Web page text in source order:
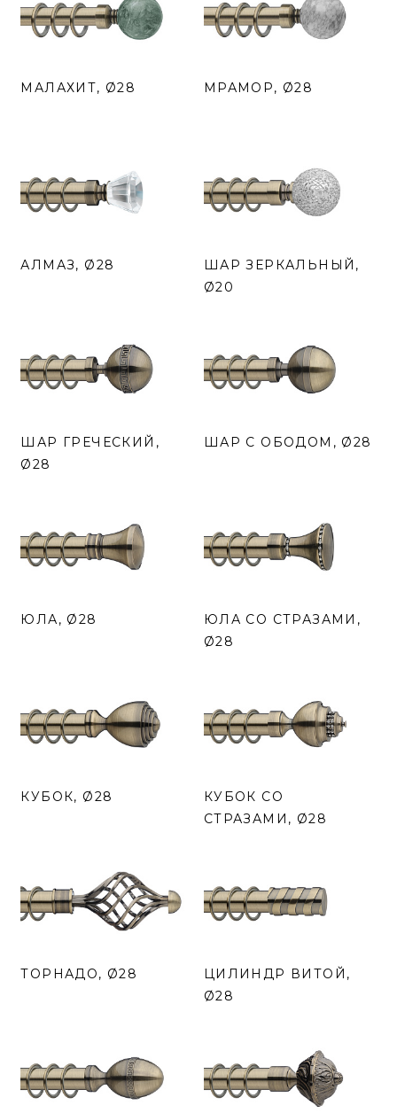
МАЛАХИТ, Ø28 МРАМОР, Ø28
АЛМАЗ, Ø28
ШАР ЗЕРКАЛЬНЫЙ,
Ø20
ШАР ГРЕЧЕСКИЙ,
Ø28
ШАР С ОБОДОМ, Ø28
ЮЛА, Ø28
ЮЛА СО СТРАЗАМИ,
Ø28
КУБОК, Ø28
КУБОК СО
СТРАЗАМИ, Ø28
ТОРНАДО, Ø28
ЦИЛИНДР ВИТОЙ,
Ø28